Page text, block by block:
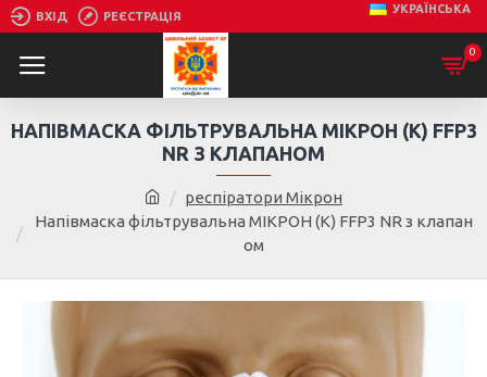
ВХІД РЕЄСТРАЦІЯ
УКРАЇНСЬКА
0
респіратори Мікрон
Напівмаска фільтрувальна МІКРОН (К) FFP3 NR з клапан
ом
НАПІВМАСКА ФІЛЬТРУВАЛЬНА МІКРОН (К) FFP3
NR З КЛАПАНОМ